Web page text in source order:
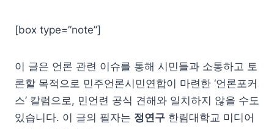
[box type=”note”]
이 글은 언론 관련 이슈를 통해 시민들과 소통하고 토
론할 목적으로 민주언론시민연합이 마련한 ‘언론포커
스’ 칼럼으로, 민언련 공식 견해와 일치하지 않을 수도
있습니다. 이 글의 필자는 정연구 한림대학교 미디어